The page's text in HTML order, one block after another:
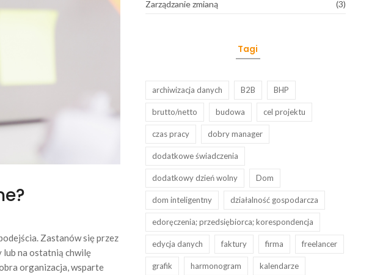
Zastanów się przez
lub na ostatnią chwilę
organizacja, wsparte
Zarządzanie zmianą (3)
Tagi
archiwizacja danych B2B BHP
brutto/netto budowa cel projektu
czas pracy dobry manager
dodatkowe świadczenia
dodatkowy dzień wolny Dom
dom inteligentny działalność gospodarcza
edoręczenia; przedsiębiorca; korespondencja
edycja danych faktury firma freelancer
grafik harmonogram kalendarze